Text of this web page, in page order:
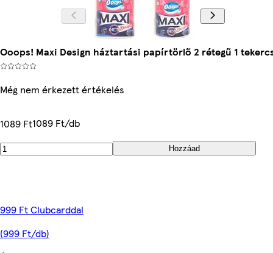
Ooops! Maxi Design háztartási papírtörlő 2 rétegű 1
Még nem érkezett értékelés
1089 Ft1089 Ft/db
Hozzáad
999 Ft Clubcarddal
(999 Ft/db)